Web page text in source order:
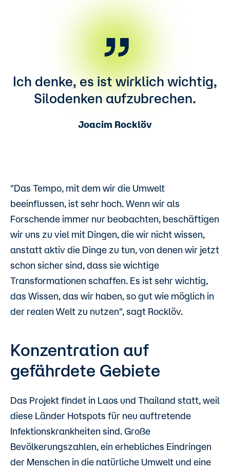
Ich denke, es ist wirklich wichtig,
Silodenken aufzubrechen.
Joacim Rocklöv
"Das Tempo, mit dem wir die Umwelt
beeinflussen, ist sehr hoch. Wenn wir als
Forschende immer nur beobachten, beschäftigen
wir uns zu viel mit Dingen, die wir nicht wissen,
anstatt aktiv die Dinge zu tun, von denen wir jetzt
schon sicher sind, dass sie wichtige
Transformationen schaffen. Es ist sehr wichtig,
das Wissen, das wir haben, so gut wie möglich in
der realen Welt zu nutzen", sagt Rocklöv.
Konzentration auf
gefährdete Gebiete
Das Projekt findet in Laos und Thailand statt, weil
diese Länder Hotspots für neu auftretende
Infektionskrankheiten sind. Große
Bevölkerungszahlen, ein erhebliches Eindringen
der Menschen in die natürliche Umwelt und eine